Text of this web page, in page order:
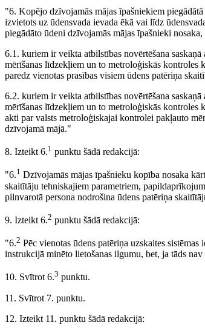
"6. Kopējo dzīvojamās mājas īpašniekiem
izvietots uz ūdensvada ievada ēkā vai līdz
piegādāto ūdeni dzīvojamās mājas īpašnieki
6.1. kuriem ir veikta atbilstības novērtēšana
mērīšanas līdzekļiem un to metroloģiskās kontroles
paredz vienotas prasības visiem ūdens patēriņa
6.2. kuriem ir veikta atbilstības novērtēšana
mērīšanas līdzekļiem un to metroloģiskās
akti par valsts metroloģiskajai kontrolei pakļauto
dzīvojamā mājā."
8. Izteikt 6.1 punktu šādā redakcijā:
"6.1 Dzīvojamās mājas īpašnieku kopība nosaka
skaitītāju tehniskajiem parametriem,
pilnvarotā persona nodrošina ūdens patēriņa
9. Izteikt 6.2 punktu šādā redakcijā:
"6.2 Pēc vienotas ūdens patēriņa uzskaites
instrukcijā minēto lietošanas ilgumu, bet, ja tāds
10. Svītrot 6.3 punktu.
11. Svītrot 7. punktu.
12. Izteikt 11. punktu šādā redakcijā: